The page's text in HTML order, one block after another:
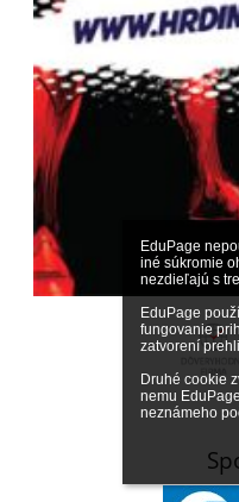
EduPage
iné súkromie
nezdieľajú s
EduPage
fungovanie
zatvorení
Druhé cookie
nemu
neznámeho